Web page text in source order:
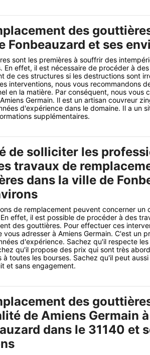
des
Fonbeauzard et ses
sont les premières à souffrir des
En effet, il est nécessaire de procéder à
de ces structures si les destructions sont
interventions, nous vous recommandons
en la matière. Par conséquent, nous vous
Germain. Il est un artisan couvreur
d'expérience dans le domaine. Il a un
supplémentaires.
de solliciter les
travaux de
dans la ville de
de remplacement peuvent concerner un
effet, il est possible de procéder à des
des gouttières. Pour effectuer ces
vous adresser à Amiens Germain. C'est un
d'expérience. Sachez qu'il respecte
qu'il propose des prix qui sont très
à toutes les bourses. Sachez qu'il peut
et sans engagement.
des
de Amiens Germain à
dans le 31140 et